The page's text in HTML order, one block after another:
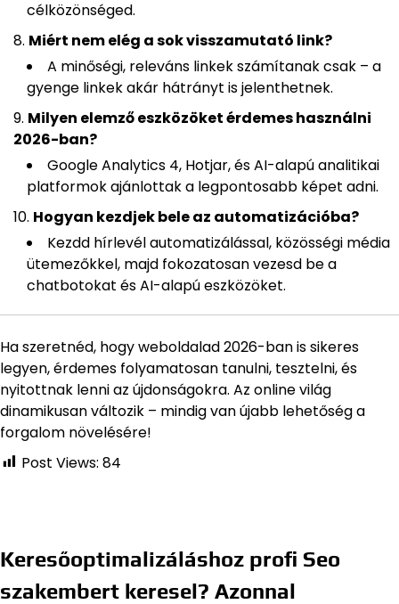
célközönséged.
Miért nem elég a sok visszamutató link?
A minőségi, releváns linkek számítanak csak – a
gyenge linkek akár hátrányt is jelenthetnek.
Milyen elemző eszközöket érdemes használni
2026-ban?
Google Analytics 4, Hotjar, és AI-alapú analitikai
platformok ajánlottak a legpontosabb képet adni.
Hogyan kezdjek bele az automatizációba?
Kezdd hírlevél automatizálással, közösségi média
ütemezőkkel, majd fokozatosan vezesd be a
chatbotokat és AI-alapú eszközöket.
Ha szeretnéd, hogy weboldalad 2026-ban is sikeres
legyen, érdemes folyamatosan tanulni, tesztelni, és
nyitottnak lenni az újdonságokra. Az online világ
dinamikusan változik – mindig van újabb lehetőség a
forgalom növelésére!
Post Views: 84
Keresőoptimalizáláshoz profi Seo
szakembert keresel? Azonnal